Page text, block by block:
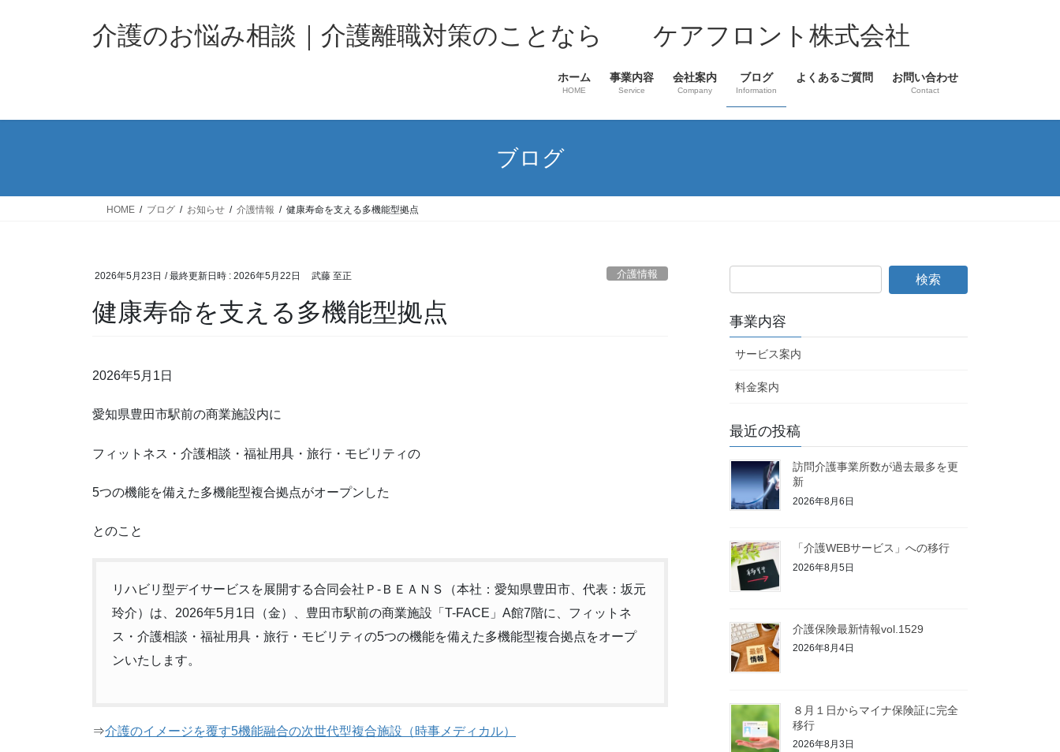
ス
ン
介護のお悩み相談｜介護離職対策のことなら ケアフロント株式会社
ホーム
HOME
事業内容
Service
会社案内
Company
ブログ
Information
よくあるご質問 お問い合わせ
Contact
ブログ
HOME ブログ お知らせ 介護情報 健康寿命を支える多機能型拠点
2026年5月23日 / 最終更新日時 : 2026年5月22日 武藤 至正 介護情報
健康寿命を支える多機能型拠点
2026年5月1日
愛知県豊田市駅前の商業施設内に
フィットネス・介護相談・福祉用具・旅行・モビリティの
5つの機能を備えた多機能型複合拠点がオープンした
とのこと
リハビリ型デイサービスを展開する合同会社Ｐ-ＢＥＡＮＳ（本社：愛知県豊田市、代表：坂元
玲介）は、2026年5月1日（金）、豊田市駅前の商業施設「T-FACE」A館7階に、フィットネ
ス・介護相談・福祉用具・旅行・モビリティの5つの機能を備えた多機能型複合拠点をオープ
ンいたします。
⇒介護のイメージを覆す5機能融合の次世代型複合施設（時事メディカル）
事業内容
サービス案内
料金案内
最近の投稿
訪問介護事業所数が過去最多を更
新
2026年8月6日
「介護WEBサービス」への移行
2026年8月5日
介護保険最新情報vol.1529
2026年8月4日
８月１日からマイナ保険証に完全
移行
2026年8月3日